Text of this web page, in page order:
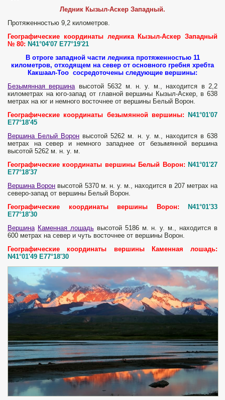
Ледник Кызыл-Аскер Западный.
Протяженностью 9,2 километров.
Географические координаты ледника Кызыл-Аскер Западный
№ 80: N41°04'07 E77°19'21
В отроге западной части ледника протяженностью 11
километров, отходящем на север от основного гребня хребта
Какшаал-Тоо сосредоточены следующие вершины:
Безымянная вершина высотой 5632 м. н. у. м., находится в 2,2
километрах на юго-запад от главной вершины Кызыл-Аскер, в 638
метрах на юг и немного восточнее от вершины Белый Ворон.
Географические координаты безымянной вершины: N41°01'07
E77°18'45
Вершина Белый Ворон высотой 5262 м. н. у. м., находится в 638
метрах на север и немного западнее от безымянной вершина
высотой 5262 м. н. у. м.
Географические координаты вершины Белый Ворон: N41°01'27
E77°18'37
Вершина Ворон высотой 5370 м. н. у. м., находится в 207 метрах на
северо-запад от вершины Белый Ворон.
Географические координаты вершины Ворон: N41°01'33
E77°18'30
Вершина Каменная лошадь высотой 5186 м. н. у. м., находится в
600 метрах на север и чуть восточнее от вершины Ворон.
Географические координаты вершины Каменная лошадь:
N41°01'49 E77°18'30